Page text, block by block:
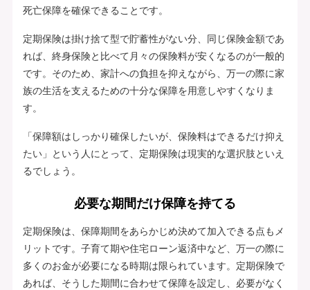
死亡保障を確保できることです。
定期保険は掛け捨て型で貯蓄性がない分、同じ保険金額であ
れば、終身保険と比べて月々の保険料が安くなるのが一般的
です。そのため、家計への負担を抑えながら、万一の際に家
族の生活を支えるための十分な保障を用意しやすくなりま
す。
「保障額はしっかり確保したいが、保険料はできるだけ抑え
たい」という人にとって、定期保険は現実的な選択肢といえ
るでしょう。
必要な期間だけ保障を持てる
定期保険は、保障期間をあらかじめ決めて加入できる点もメ
リットです。子育て期や住宅ローン返済中など、万一の際に
多くのお金が必要になる時期は限られています。定期保険で
あれば、そうした期間に合わせて保障を設定し、必要がなく